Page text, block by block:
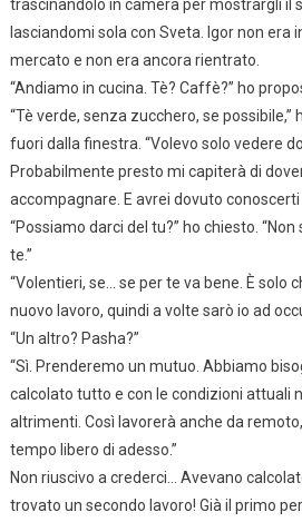
trascinandolo in camera per mostrargli il
lasciandomi sola con Sveta. Igor non era
mercato e non era ancora rientrato.
“Andiamo in cucina. Tè? Caffè?” ho
“Tè verde, senza zucchero, se
fuori dalla finestra. “Volevo solo vedere
Probabilmente presto mi capiterà di
accompagnare. E avrei dovuto conoscerti
“Possiamo darci del tu?” ho chiesto.
te.”
“Volentieri, se… se per te va bene. È solo
nuovo lavoro, quindi a volte sarò io ad
“Un altro? Pasha?”
“Sì. Prenderemo un mutuo. Abbiamo
calcolato tutto e con le condizioni attuali
altrimenti. Così lavorerà anche da
tempo libero di adesso.”
Non riuscivo a crederci… Avevano
trovato un secondo lavoro! Già il primo